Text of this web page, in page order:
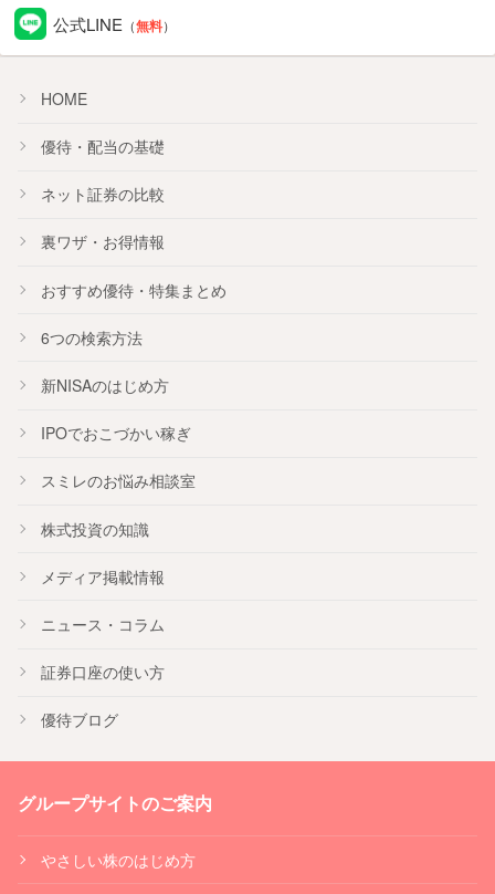
公式LINE （無料）
HOME
優待・配当の基礎
ネット証券の比較
裏ワザ・お得情報
おすすめ優待・ 特集まとめ
6つの検索方法
新NISAのはじめ方
IPOでおこづかい稼ぎ
スミレのお悩み相談室
株式投資の知識
メディア掲載情報
ニュース・コラム
証券口座の使い方
優待ブログ
グループサイトのご案内
やさしい株のはじめ方